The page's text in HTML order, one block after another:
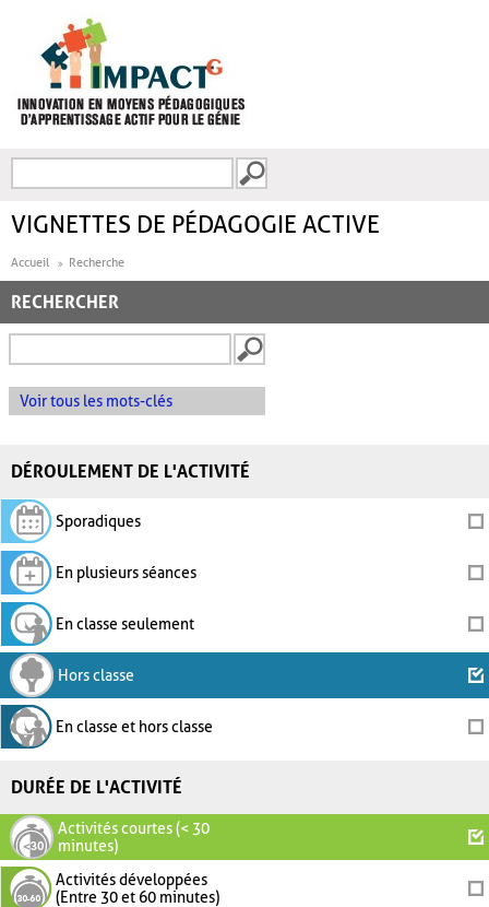
FORMULAIRE DE
VIGNETTES DE PÉDAGOGIE ACTIVE
Accueil Recherche
RECHERCHER
Voir tous les mots-clés
DÉROULEMENT DE L'ACTIVITÉ
Sporadiques
En plusieurs séances
En classe seulement
Hors classe
En classe et hors classe
DURÉE DE L'ACTIVITÉ
Activités courtes (< 30
minutes)
Activités développées
(Entre 30 et 60 minutes)